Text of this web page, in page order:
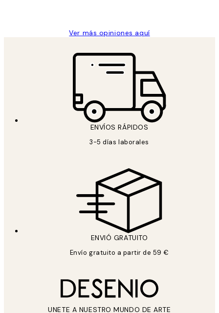
Ver más opiniones aquí
ENVÍOS RÁPIDOS
3-5 días laborales
ENVIÓ GRATUITO
Envío gratuito a partir de 59 €
UNETE A NUESTRO MUNDO DE ARTE